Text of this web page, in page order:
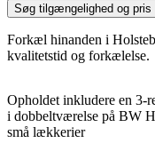
Søg tilgængelighed og pris
Forkæl hinanden i
kvalitetstid og forkælelse.
Opholdet inkludere en 3-
i dobbeltværelse på BW
små lækkerier